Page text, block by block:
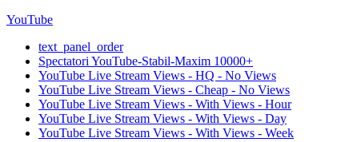
YouTube
text_panel_order
Spectatori YouTube-Stabil-Maxim 10000+
YouTube Live Stream Views - HQ - No Views
YouTube Live Stream Views - Cheap - No Views
YouTube Live Stream Views - With Views - Hour
YouTube Live Stream Views - With Views - Day
YouTube Live Stream Views - With Views - Week